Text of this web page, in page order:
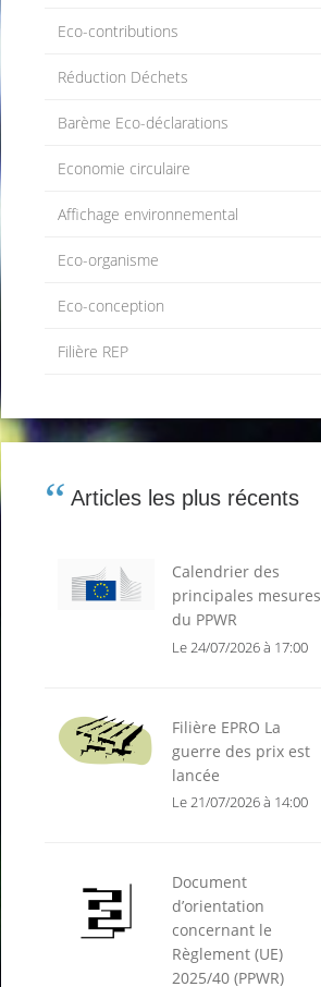
Eco-contributions
Réduction Déchets
Barème Eco-déclarations
Economie circulaire
Affichage environnemental
Eco-organisme
Eco-conception
Filière REP
Articles les plus récents
Calendrier des
principales mesures
du PPWR
Le 24/07/2026 à 17:00
Filière EPRO La
guerre des prix est
lancée
Le 21/07/2026 à 14:00
Document
d’orientation
concernant le
Règlement (UE)
2025/40 (PPWR)